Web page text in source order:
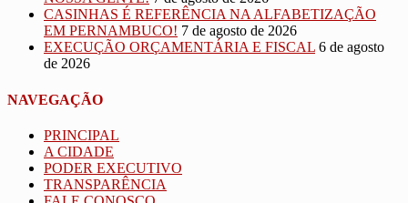
CASINHAS É REFERÊNCIA NA ALFABETIZAÇÃO
EM PERNAMBUCO! 7 de agosto de 2026
EXECUÇÃO ORÇAMENTÁRIA E FISCAL 6 de agosto
de 2026
NAVEGAÇÃO
PRINCIPAL
A CIDADE
PODER EXECUTIVO
TRANSPARÊNCIA